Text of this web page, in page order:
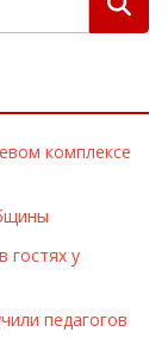
комплексе
гостях у
педагогов